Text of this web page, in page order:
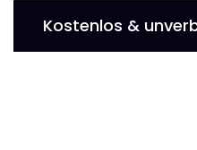
Kostenlos &